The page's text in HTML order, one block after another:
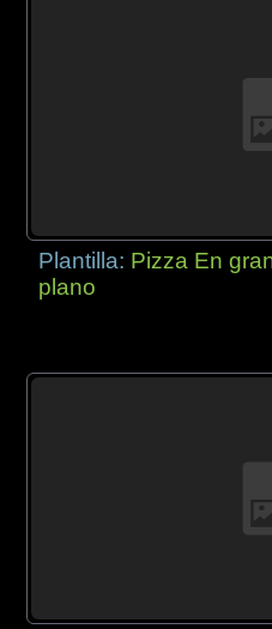
Plantilla: Pizza En
plano